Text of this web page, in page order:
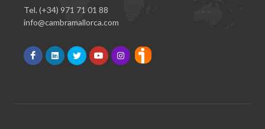
Tel. (+34) 971 71 01 88
info@cambramallorca.com